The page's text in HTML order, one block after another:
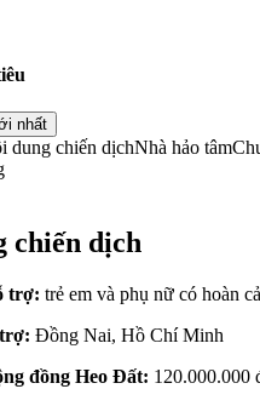
nhất
dung chiến dịchNhà hảo tâm
chiến dịch
trợ: trẻ em và phụ nữ có hoàn
Đồng Nai, Hồ Chí Minh
đồng Heo Đất: 120.000.000